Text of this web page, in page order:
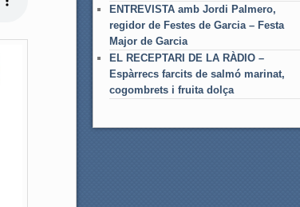
ENTREVISTA amb Jordi Palmero,
regidor de Festes de Garcia – Festa
Major de Garcia
EL RECEPTARI DE LA RÀDIO –
Espàrrecs farcits de salmó marinat,
cogombrets i fruita dolça